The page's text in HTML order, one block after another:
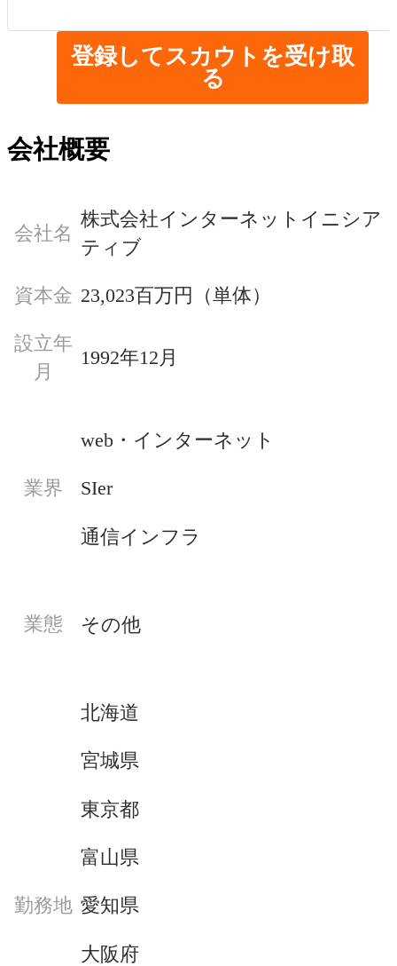
登録してスカウトを受け取
る
会社概要
会社名
株式会社インターネットイニシア
ティブ
資本金 23,023百万円（単体）
設立年
月
1992年12月
業界
web・インターネット
SIer
通信インフラ
業態 その他
勤務地
北海道
宮城県
東京都
富山県
愛知県
大阪府